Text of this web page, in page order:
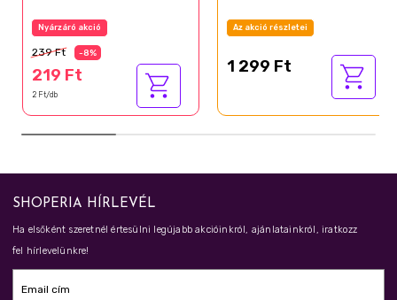
Nyárzáró akció
239 Ft -8%
219 Ft
2 Ft/db
Az akció részletei
1 299 Ft
SHOPERIA HÍRLEVÉL
Ha elsőként szeretnél értesülni legújabb akcióinkról, ajánlatainkról, iratkozz
fel hírlevelünkre!
Email cím